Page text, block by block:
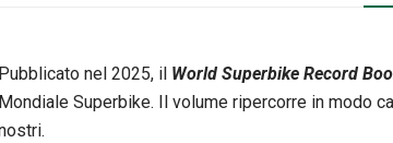
Pubblicato nel 2025, il World Superbike Record
Mondiale Superbike. Il volume ripercorre in modo